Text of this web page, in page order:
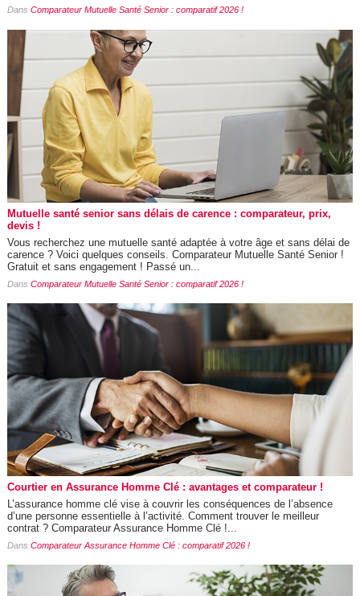
Dans Comparateur Mutuelle Santé Senior : comparatif 2026 !
Mutuelle santé senior sans délais de carence : comparateur, prix,
devis !
Vous recherchez une mutuelle santé adaptée à votre âge et sans délai de
carence ? Voici quelques conseils. Comparateur Mutuelle Santé Senior !
Gratuit et sans engagement ! Passé un...
Dans Comparateur Mutuelle Santé Senior : comparatif 2026 !
Courtier en Assurance Homme Clé : avantages et comparateur !
L’assurance homme clé vise à couvrir les conséquences de l’absence
d’une personne essentielle à l’activité. Comment trouver le meilleur
contrat ? Comparateur Assurance Homme Clé !...
Dans Comparateur Assurance Homme Clé : comparatif 2026 !